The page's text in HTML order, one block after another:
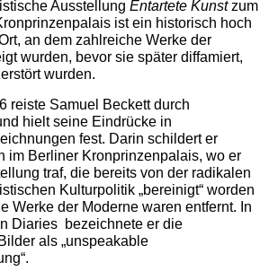
Ausstellung Entartete Kunstzum
ist ein historisch hoch
an dem zahlreiche Werke der
wurden, bevor sie später diffamiert,
wurden.
reiste Samuel Beckett durch
hielt seine Eindrücke in
fest. Darin schildert er
im Berliner Kronprinzenpalais, wo er
traf, die bereits von der radikalen
Kulturpolitik „bereinigt“ worden
Werke der Moderne waren entfernt. In
Diaries bezeichnete er die
als „unspeakable